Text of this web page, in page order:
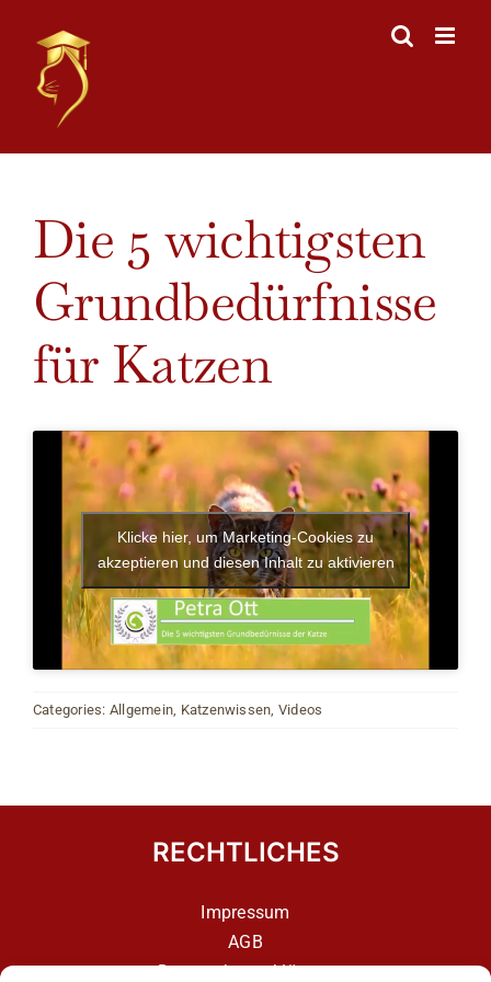
content
Larger
Image
Die 5 wichtigsten
Grundbedürfnisse
für Katzen
Klicke hier, um Marketing-Cookies zu
akzeptieren und diesen Inhalt zu aktivieren
Categories: Allgemein, Katzenwissen, Videos
RECHTLICHES
Impressum
AGB
Datenschutzerklärung